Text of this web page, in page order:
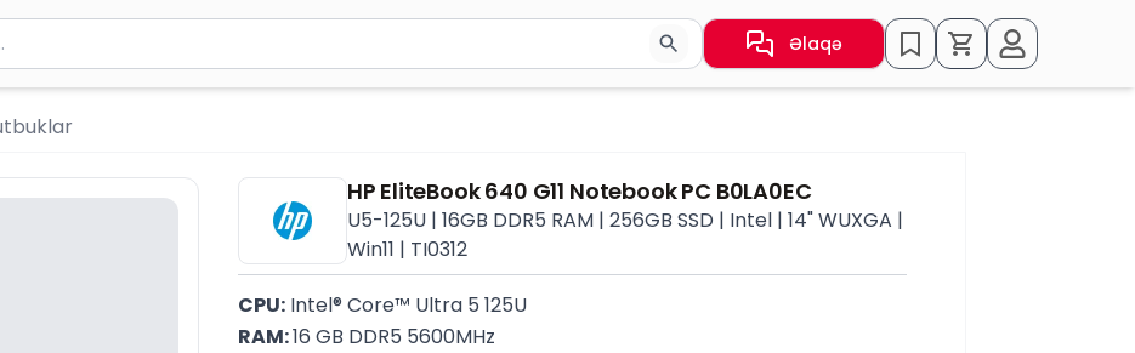
ən azı 2 simvol yazın. Göndərmək üçün Enter düyməsini basın və ya nəticələr arasında keçid etmək üçün ox
Əlaqə
HP EliteBook 640 G11 Notebook PC B0LA0EC
U5-125U | 16GB DDR5 RAM | 256GB SSD | Intel | 14" WUXGA |
Win11 | TI0312
CPU: Intel® Core™ Ultra 5 125U
RAM: 16 GB DDR5 5600MHz